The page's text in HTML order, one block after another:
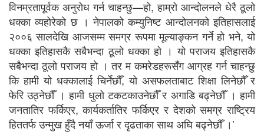
विनम्रतापूर्वक अनुरोध गर्न चाहन्छु—हो, हाम्रो आन्दोलनले धेरै ठूलो
धक्का व्यहोरेको छ । नेपालको कम्युनिष्ट आन्दोलनको इतिहासलाई
२००६ सालदेखि आजसम्म समग्र रूपमा मूल्याङ्कन गर्ने हो भने, यो
धक्का इतिहासकै सबैभन्दा ठूलो धक्का हो । यो पराजय इतिहासकै
सबैभन्दा ठूलो पराजय हो । तर म कमरेडहरूसँग आग्रह गर्न चाहन्छु
कि हामी यो धक्कालाई चिर्नेछौँ, यो असफलताबाट शिक्षा लिनेछौँ र
फेरि उठ्नेछौँ । हामी धुलो टकटकाउनेछौँ र अगाडि बढ्नेछौँ । हामी
जनतातिर फर्किएर, कार्यकर्तातिर फर्किएर र देशको समग्र राष्ट्रिय
हिततर्फ उन्मुख हुँदै नयाँ ऊर्जा र दृढताका साथ अघि बढ्नेछौँ ।’